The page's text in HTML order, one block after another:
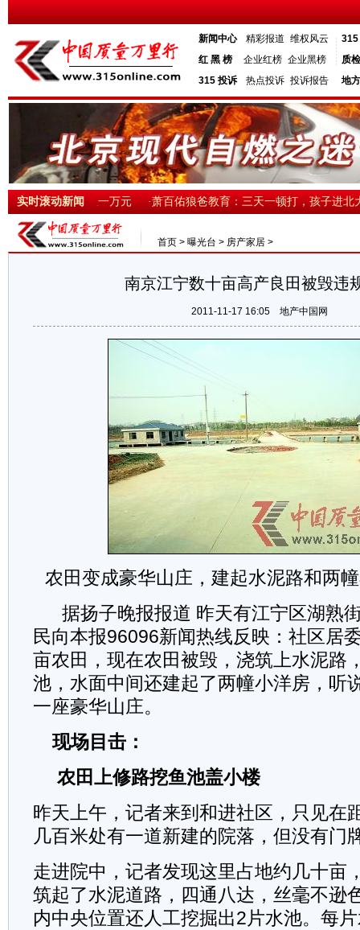
新闻中心 精彩报道 维权风云
红 黑 榜
企业红榜 企业黑榜
315 投诉
热点投诉 投诉报告
315
质
地
实时滚动新闻
明年涨至六千至一万元 ·萧百佑狼爸教育：三天一顿打，孩子进北大
首页 > 曝光台 > 房产家居 >
南京江宁数十亩高产良田被毁违
2011-11-17 16:05 地产中国网
农田变成豪华山庄，建起水泥路和两
据扬子晚报报道 昨天有江宁区湖熟
民向本报96096新闻热线反映：社区居
亩农田，现在农田被毁，浇筑上水泥路
池，水面中间还建起了两幢小洋房，听
一座豪华山庄。
现场目击：
农田上修路挖鱼池盖小楼
昨天上午，记者来到和进社区，只见在
几百米处有一道新建的院落，但没有门
走进院中，记者发现这里占地约几十亩
筑起了水泥道路，四通八达，丝毫不逊
内中央位置还人工挖掘出2片水池。每